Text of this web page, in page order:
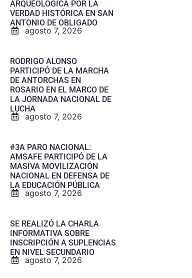
ARQUEOLÓGICA POR LA
VERDAD HISTÓRICA EN SAN
ANTONIO DE OBLIGADO
agosto 7, 2026
RODRIGO ALONSO
PARTICIPÓ DE LA MARCHA
DE ANTORCHAS EN
ROSARIO EN EL MARCO DE
LA JORNADA NACIONAL DE
LUCHA
agosto 7, 2026
#3A PARO NACIONAL:
AMSAFE PARTICIPÓ DE LA
MASIVA MOVILIZACIÓN
NACIONAL EN DEFENSA DE
LA EDUCACIÓN PÚBLICA
agosto 7, 2026
SE REALIZÓ LA CHARLA
INFORMATIVA SOBRE
INSCRIPCIÓN A SUPLENCIAS
EN NIVEL SECUNDARIO
agosto 7, 2026